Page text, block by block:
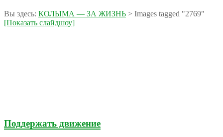
Вы здесь: КОЛЫМА — ЗА ЖИЗНЬ > Images tagged "2769"
[Показать слайдшоу]
Поддержать движение